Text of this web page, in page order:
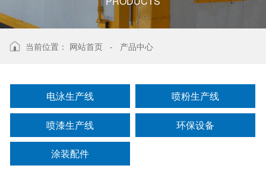
当前位置： 网站首页 - 产品中心
电泳生产线 喷粉生产线
喷漆生产线 环保设备
涂装配件